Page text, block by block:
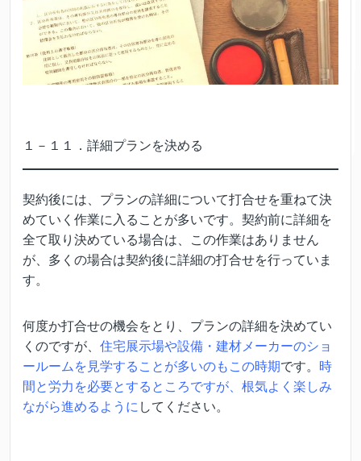
１－１１．詳細プランを決める
契約後には、プランの詳細について打合せを重ねて決
めていく作業に入ることが多いです。契約前に詳細を
全て取り決めている場合は、この作業はありません
が、多くの場合は契約後に詳細の打合せを行っていま
す。
何度か打合せの機会をとり、プランの詳細を決めてい
くのですが、 住宅展示場や設備・建材メーカーのショ
ールームを見学することが多いのもこの時期です。 時
間と労力を必要とするところですが、根気よく楽しみ
ながら進めるように してください。